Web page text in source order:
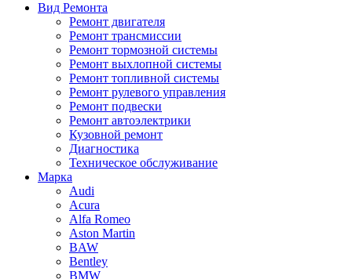
Вид Ремонта
Ремонт двигателя
Ремонт трансмиссии
Ремонт тормозной системы
Ремонт выхлопной системы
Ремонт топливной системы
Ремонт рулевого управления
Ремонт подвески
Ремонт автоэлектрики
Кузовной ремонт
Диагностика
Техническое обслуживание
Марка
Audi
Acura
Alfa Romeo
Aston Martin
BAW
Bentley
BMW